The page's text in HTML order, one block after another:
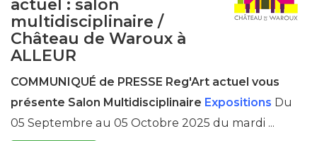
actuel : salon
multidisciplinaire /
Château de Waroux à
ALLEUR
COMMUNIQUÉ de PRESSE Reg'Art actuel vous
présente Salon Multidisciplinaire Expositions Du
05 Septembre au 05 Octobre 2025 du mardi ...